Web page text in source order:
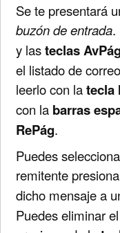
Se te presentará
buzón de entrada.
y lasteclas
el listado de
leerlo con latecla
con la barras
RePág.
Puedes
remitente
dicho mensaje a
Puedes eliminar